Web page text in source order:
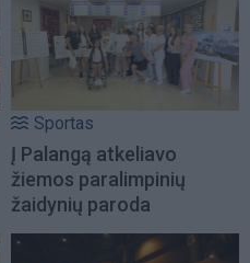
Sportas
Į Palangą atkeliavo
žiemos paralimpinių
žaidynių paroda